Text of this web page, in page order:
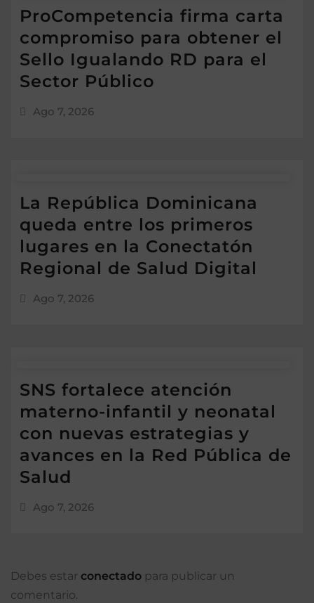
ProCompetencia firma carta
compromiso para obtener el
Sello Igualando RD para el
Sector Público
Ago 7, 2026
La República Dominicana
queda entre los primeros
lugares en la Conectatón
Regional de Salud Digital
Ago 7, 2026
SNS fortalece atención
materno-infantil y neonatal
con nuevas estrategias y
avances en la Red Pública de
Salud
Ago 7, 2026
Debes estar conectado para publicar un
comentario.